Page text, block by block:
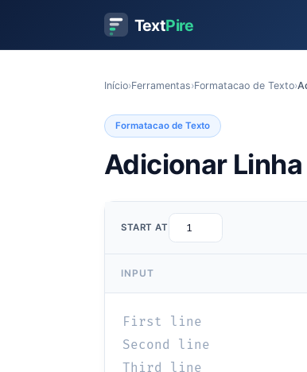
TextPire
Início›Ferramentas›Formatacao de Texto›
Formatacao de Texto
Adicionar
START AT
INPUT